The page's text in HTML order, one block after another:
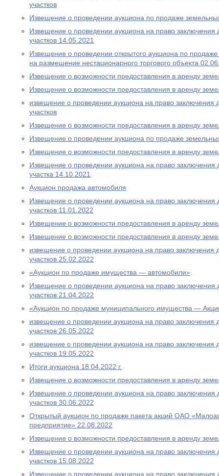
участков
Извещение о проведении аукциона по продаже
Извещение о проведении аукциона на право заключения
участков 14.05.2021
Извещение о проведении открытого аукциона по
на размещение нестационарного торгового объекта
Извещение о возможности предоставления в аренду
Извещение о возможности предоставления в аренду
извещение о проведении аукциона на право заключения
участков
Извещение о возможности предоставления в аренду
Извещение о проведении аукциона по продаже
Извещение о возможности предоставления в аренду
Извещение о проведении аукциона на право заключения
участка 14.10.2021
Аукцион продажа автомобиля
Извещение о проведении аукциона на право заключения
участков 11.01.2022
Извещение о возможности предоставления в аренду
Извещение о возможности предоставления в аренду
извещение о проведении аукциона на право заключения
участков 25.02.2022
«Аукцион по продаже имущества — автомобили»
Извещение о проведении аукциона на право заключения
участков 21.04.2022
«Аукцион по продаже муниципального имущества —
извещение о проведении аукциона на право заключения
участков 26.05.2022
извещение о проведении аукциона на право заключения
участков 19.05.2022
Итоги аукциона 18.04.2022 г.
Извещение о возможности предоставления в аренду
Извещение о проведении аукциона на право заключения
участков 30.06.2022
Открытый аукцион по продаже пакета акций ОАО
предприятие» 22.08.2022
Извещение о возможности предоставления в аренду
Извещение о проведении аукциона на право заключения
участков 15.08.2022
Извещение о проведении аукциона на право заключения